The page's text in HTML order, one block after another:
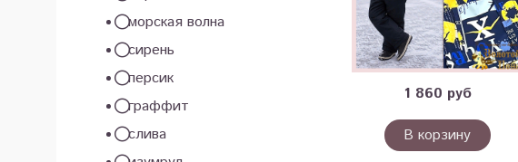
1 860 руб
В корзину
морская волна
сирень
персик
граффит
слива